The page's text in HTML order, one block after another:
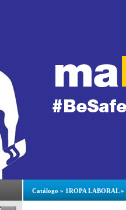
Catálogo » 1ROPA LABORAL»